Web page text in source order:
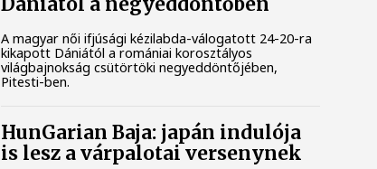
A magyar női ifjúsági kézilabda-válogatott 24-20-ra
kikapott Dániától a romániai korosztályos
világbajnokság csütörtöki negyeddöntőjében,
Pitesti-ben.
HunGarian Baja: japán indulója
is lesz a várpalotai versenynek